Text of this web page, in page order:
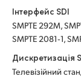
Інтерфейс SDI
SMPTE 292M,
SMPTE 2081‑1,
Дискретизація
Телевізійний